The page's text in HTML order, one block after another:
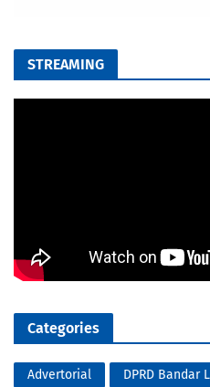
STREAMING
Categories
Advertorial DPRD Bandar